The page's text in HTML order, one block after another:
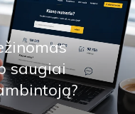
saugiai